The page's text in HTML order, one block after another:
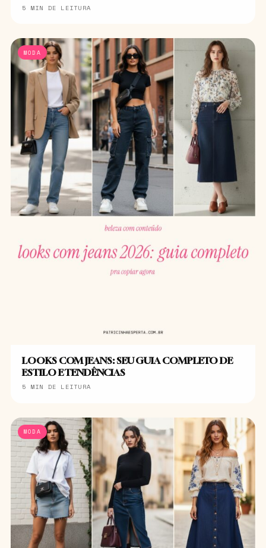
5 MIN DE LEITURA
MODA
LOOKS COM JEANS: SEU GUIA COMPLETO DE
ESTILO E TENDÊNCIAS
5 MIN DE LEITURA
MODA